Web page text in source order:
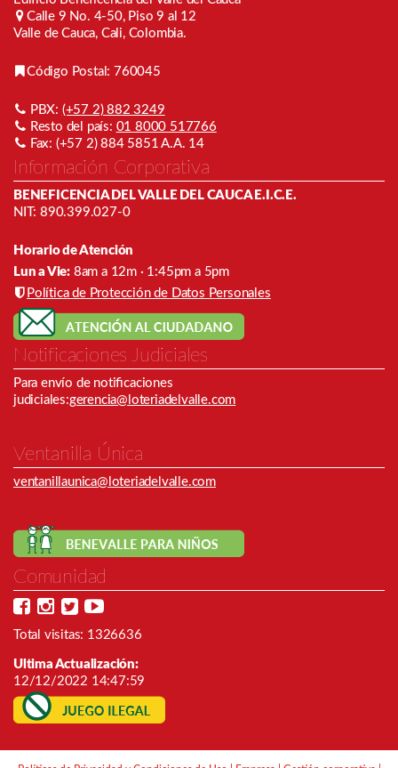
Calle 9 No. 4-50, Piso 9 al 12
Valle de Cauca, Cali, Colombia.
Código Postal: 760045
PBX: (+57 2) 882 3249
Resto del país: 01 8000 517766
Fax: (+57 2) 884 5851 A.A. 14
Información Corporativa
BENEFICENCIA DEL VALLE DEL CAUCA E.I.C.E.
NIT: 890.399.027-0
Horario de Atención
Lun a Vie: 8am a 12m · 1:45pm a 5pm
Política de Protección de Datos Personales
Notificaciones Judiciales
Para envío de notiﬁcaciones
judiciales:gerencia@loteriadelvalle.com
Ventanilla Única
ventanillaunica@loteriadelvalle.com
Comunidad
Total visitas: 1326636
Ultima Actualización:
12/12/2022 14:47:59